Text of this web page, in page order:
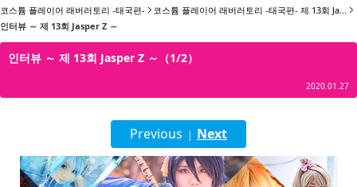
簡体中文
ภาษาไทย
코스튬 플레이어 래버러토리 -태국편-
코스튬 플레이어 래버러토리 -태국편- 제 13회 Ja...
인터뷰 ～ 제 13회 Jasper Z ～
인터뷰 ～ 제 13회 Jasper Z ～（1/2）
2020.01.27
Previous | Next